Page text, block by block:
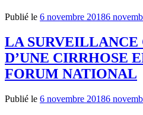
Publié le 6 novembre 20186
LA SURVEILLANCE
D’UNE CIRRHOSE
FORUM NATIONAL
Publié le 6 novembre 20186